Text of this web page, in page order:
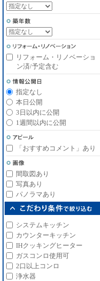
リフォーム・リノベーショ
ン済/予定含む
指定なし
本日公開
3日以内に公開
1週間以内に公開
「おすすめコメント」あり
間取図あり
写真あり
パノラマあり
システムキッチン
カウンターキッチン
IHクッキングヒーター
ガスコンロ使用可
2口以上コンロ
浄水器